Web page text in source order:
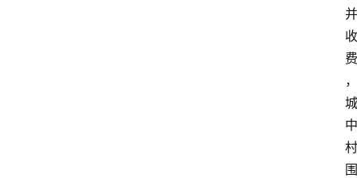
并
收
费
，
城
中
村
围